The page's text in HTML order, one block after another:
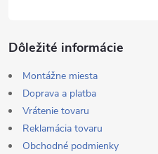
Dôležité informácie
Montážne miesta
Doprava a platba
Vrátenie tovaru
Reklamácia tovaru
Obchodné podmienky